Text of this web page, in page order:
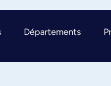
Départements